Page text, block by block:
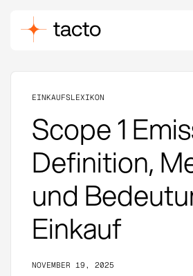
EINKAUFSLEXIKON
Scope 1
Definition,
und
Einkauf
NOVEMBER 19, 2025